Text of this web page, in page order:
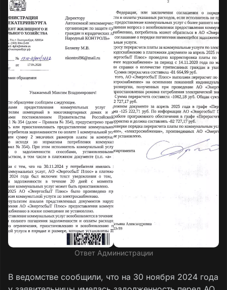
Ответ Администрации
В ведомстве сообщили, что на 30 ноября 2024 года